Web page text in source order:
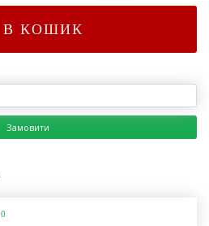
В КОШИК
Замовити
0